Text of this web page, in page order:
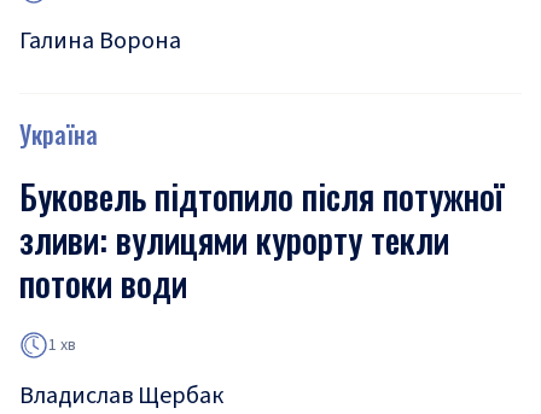
Галина Ворона
Україна
Буковель підтопило після потужної
зливи: вулицями курорту текли
потоки води
1 хв
Владислав Щербак